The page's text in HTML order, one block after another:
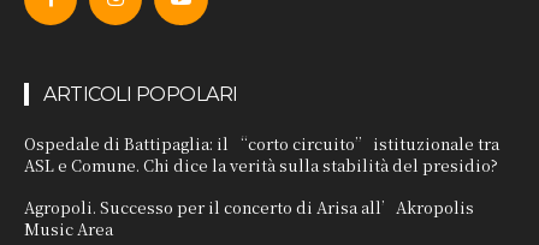
ARTICOLI POPOLARI
Ospedale di Battipaglia: il “corto circuito” istituzionale tra
ASL e Comune. Chi dice la verità sulla stabilità del presidio?
Agropoli. Successo per il concerto di Arisa all’Akropolis
Music Area